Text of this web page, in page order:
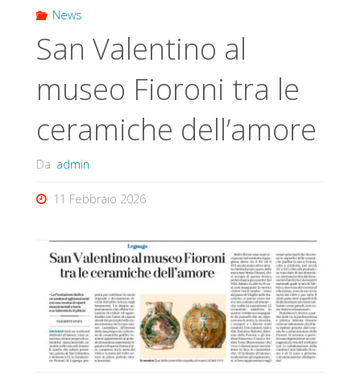
News
San Valentino al
museo Fioroni tra le
ceramiche dell’amore
Da admin
11 Febbraio 2026